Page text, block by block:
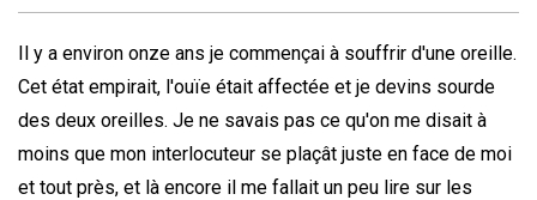
Il y a environ onze ans je commençai à souffrir d'une oreille.
Cet état empirait, l'ouïe était affectée et je devins sourde
des deux oreilles. Je ne savais pas ce qu'on me disait à
moins que mon interlocuteur se plaçât juste en face de moi
et tout près, et là encore il me fallait un peu lire sur les